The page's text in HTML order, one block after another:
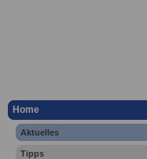
Home
Aktuelles
Tipps